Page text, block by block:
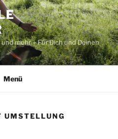
mehr – Für Dich und Deinen
Menü
UMSTELLUNG